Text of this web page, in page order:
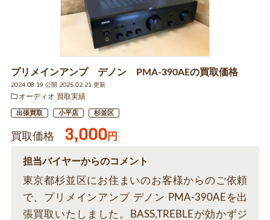
プリメインアンプ デノン PMA-390AEの買取価格
2024.08.19 公開 2025.02.21 更新
オーディオ 買取実績
出張買取 小平店 杉並区
買取価格 3,000円
担当バイヤーからのコメント
東京都杉並区にお住まいのお客様からのご依頼
で、プリメインアンプ デノン PMA-390AEを出
張買取いたしました。BASS,TREBLEが効かずジ